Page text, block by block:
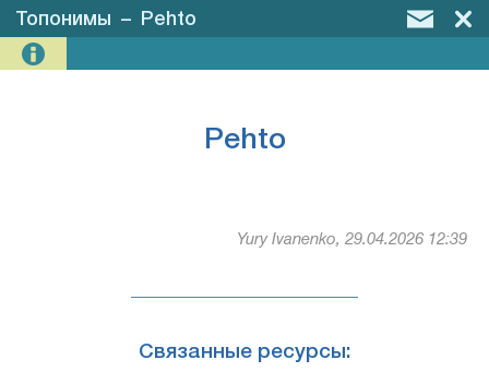
Топонимы – Pehto
Pehto
Yury Ivanenko, 29.04.2026 12:39
Связанные ресурсы: